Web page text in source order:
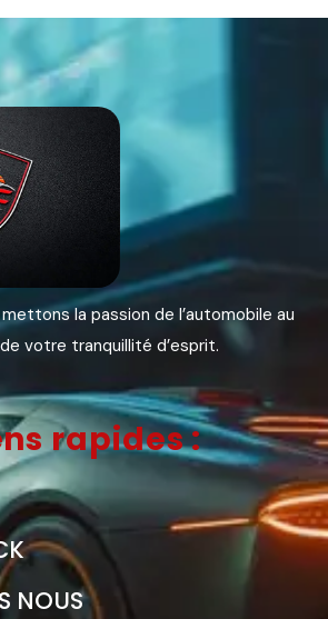
la passion de l’automobile au
votre tranquillité d’esprit.
rapides :
NOUS